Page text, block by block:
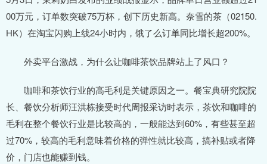
00万元，订单数突破75万杯，创下历史新高。奈雪的茶（02150.
HK）在淘宝闪购上线24小时内，饿了么订单同比增长超200%。
外卖平台激战，为什么让咖啡茶饮品牌站上了风口？
咖啡和茶饮行业的高毛利是关键原因之一。餐宝典研究院院
长、餐饮分析师汪洪栋接受时代周报采访时表示，茶饮和咖啡的
毛利在整个餐饮行业是比较高的，一般能达到60%，有些甚至超
过70%，较高的毛利意味着价格的弹性就比较高，搞补贴或者降
价，门店也能赚到钱。